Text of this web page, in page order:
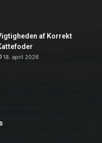
af Korrekt
18. april 2026